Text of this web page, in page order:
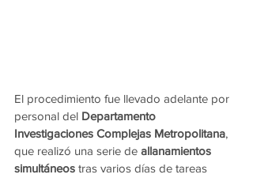
El procedimiento fue llevado adelante por
personal del Departamento
Investigaciones Complejas Metropolitana,
que realizó una serie de allanamientos
simultáneos tras varios días de tareas